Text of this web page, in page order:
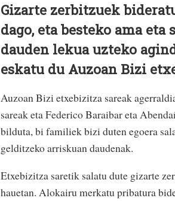
Gizarte zerbitzuek
dago, eta besteko ama
dauden lekua uzteko
eskatu du Auzoan Bizi
Auzoan Bizi etxebizitza sareak
sareak eta Federico Baraibar eta
bilduta, bi familiek bizi duten egoera
gelditzeko arriskuan daudenak.
Etxebizitza saretik salatu dute gizarte
hauetan. Alokairu merkatu pribatura